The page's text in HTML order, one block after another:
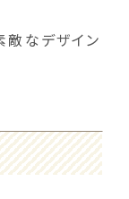
なデザイン